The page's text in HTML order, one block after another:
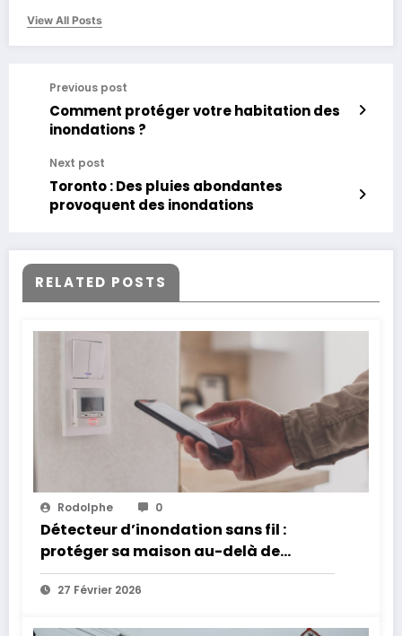
View All Posts
Previous post
Comment protéger votre habitation des
inondations ?
Next post
Toronto : Des pluies abondantes
provoquent des inondations
RELATED POSTS
Rodolphe 0
Détecteur d’inondation sans fil :
protéger sa maison au-delà de
l’intrusion
27 Février 2026